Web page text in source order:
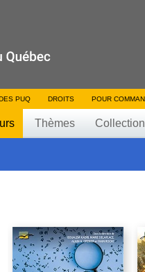
PUQ DROITS POUR
Thèmes